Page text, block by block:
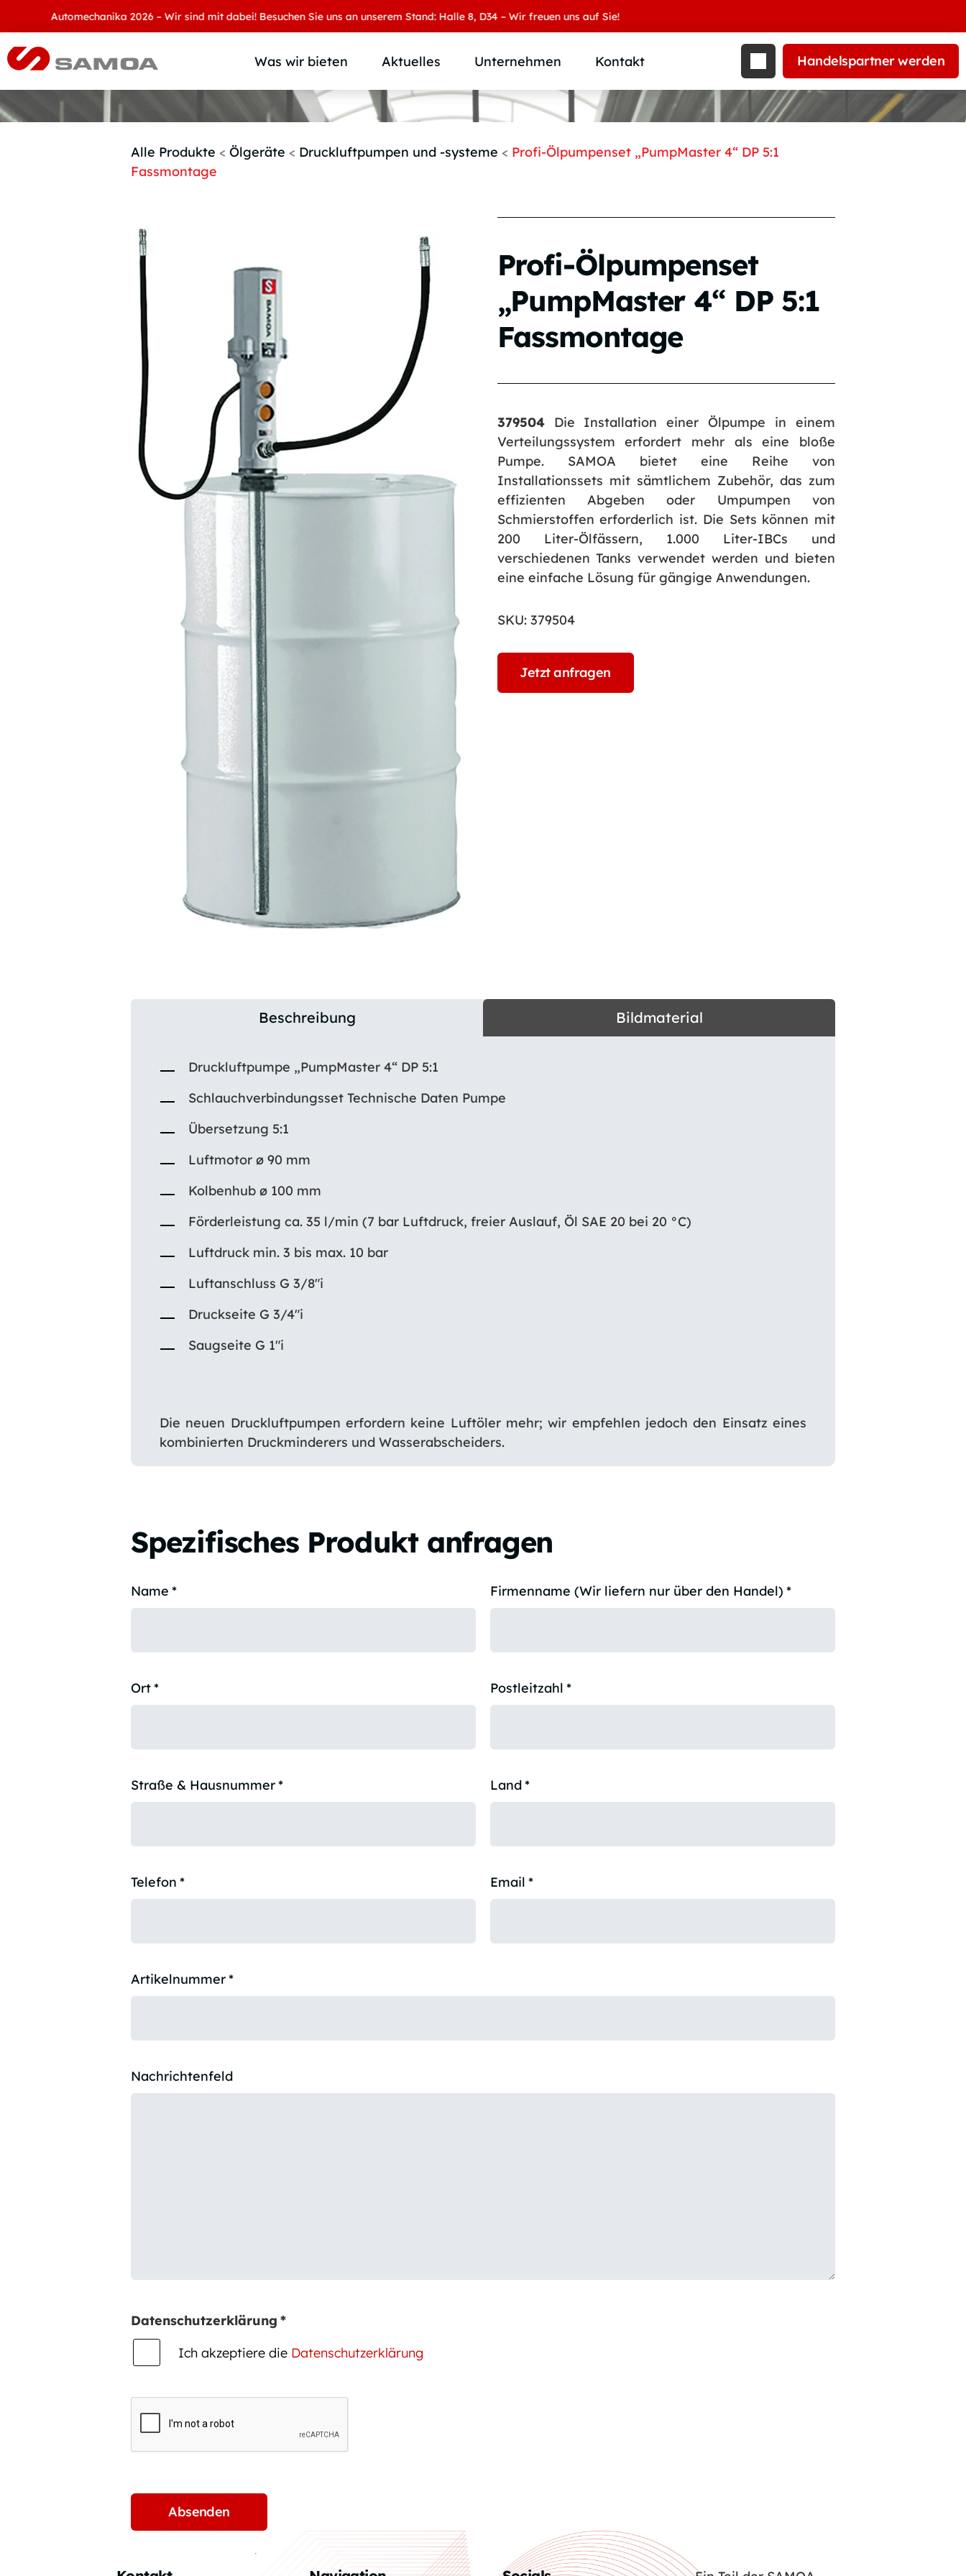
Automechanika 2026 – Wir sind mit dabei! Besuchen Sie uns an unserem Stand: Halle 8, D34 – Wir freuen uns auf Sie!
Was wir bieten
Produktübersicht
Produktkategorie
Aktuelles Unternehmen
Wer wir sind
SAMOA Gruppe
Kontakt Handelspartner werden
Alle Produkte < Ölgeräte < Druckluftpumpen und -systeme < Profi-Ölpumpenset „PumpMaster 4“ DP 5:1
Fassmontage
Profi-Ölpumpenset
„PumpMaster 4“ DP 5:1
Fassmontage
379504Die Installation einer Ölpumpe in einem
Verteilungssystem erfordert mehr als eine bloße
Pumpe. SAMOA bietet eine Reihe von
Installationssets mit sämtlichem Zubehör, das zum
effizienten Abgeben oder Umpumpen von
Schmierstoffen erforderlich ist. Die Sets können mit
200 Liter-Ölfässern, 1.000 Liter-IBCs und
verschiedenen Tanks verwendet werden und bieten
eine einfache Lösung für gängige Anwendungen.
SKU: 379504
Jetzt anfragen
Beschreibung Bildmaterial
Druckluftpumpe „PumpMaster 4“ DP 5:1
Schlauchverbindungsset Technische Daten Pumpe
Übersetzung 5:1
Luftmotor ø 90 mm
Kolbenhub ø 100 mm
Förderleistung ca. 35 l/min (7 bar Luftdruck, freier Auslauf, Öl SAE 20 bei 20 °C)
Luftdruck min. 3 bis max. 10 bar
Luftanschluss G 3/8″i
Druckseite G 3/4″i
Saugseite G 1″i
Die neuen Druckluftpumpen erfordern keine Luftöler mehr; wir empfehlen jedoch den Einsatz eines
kombinierten Druckminderers und Wasserabscheiders.
Spezifisches Produkt anfragen
Name * Firmenname (Wir liefern nur über den Handel) *
Ort* Postleitzahl *
Straße & Hausnummer* Land*
Telefon * Email *
Artikelnummer*
Nachrichtenfeld
Datenschutzerklärung *
Ich akzeptiere die Datenschutzerklärung